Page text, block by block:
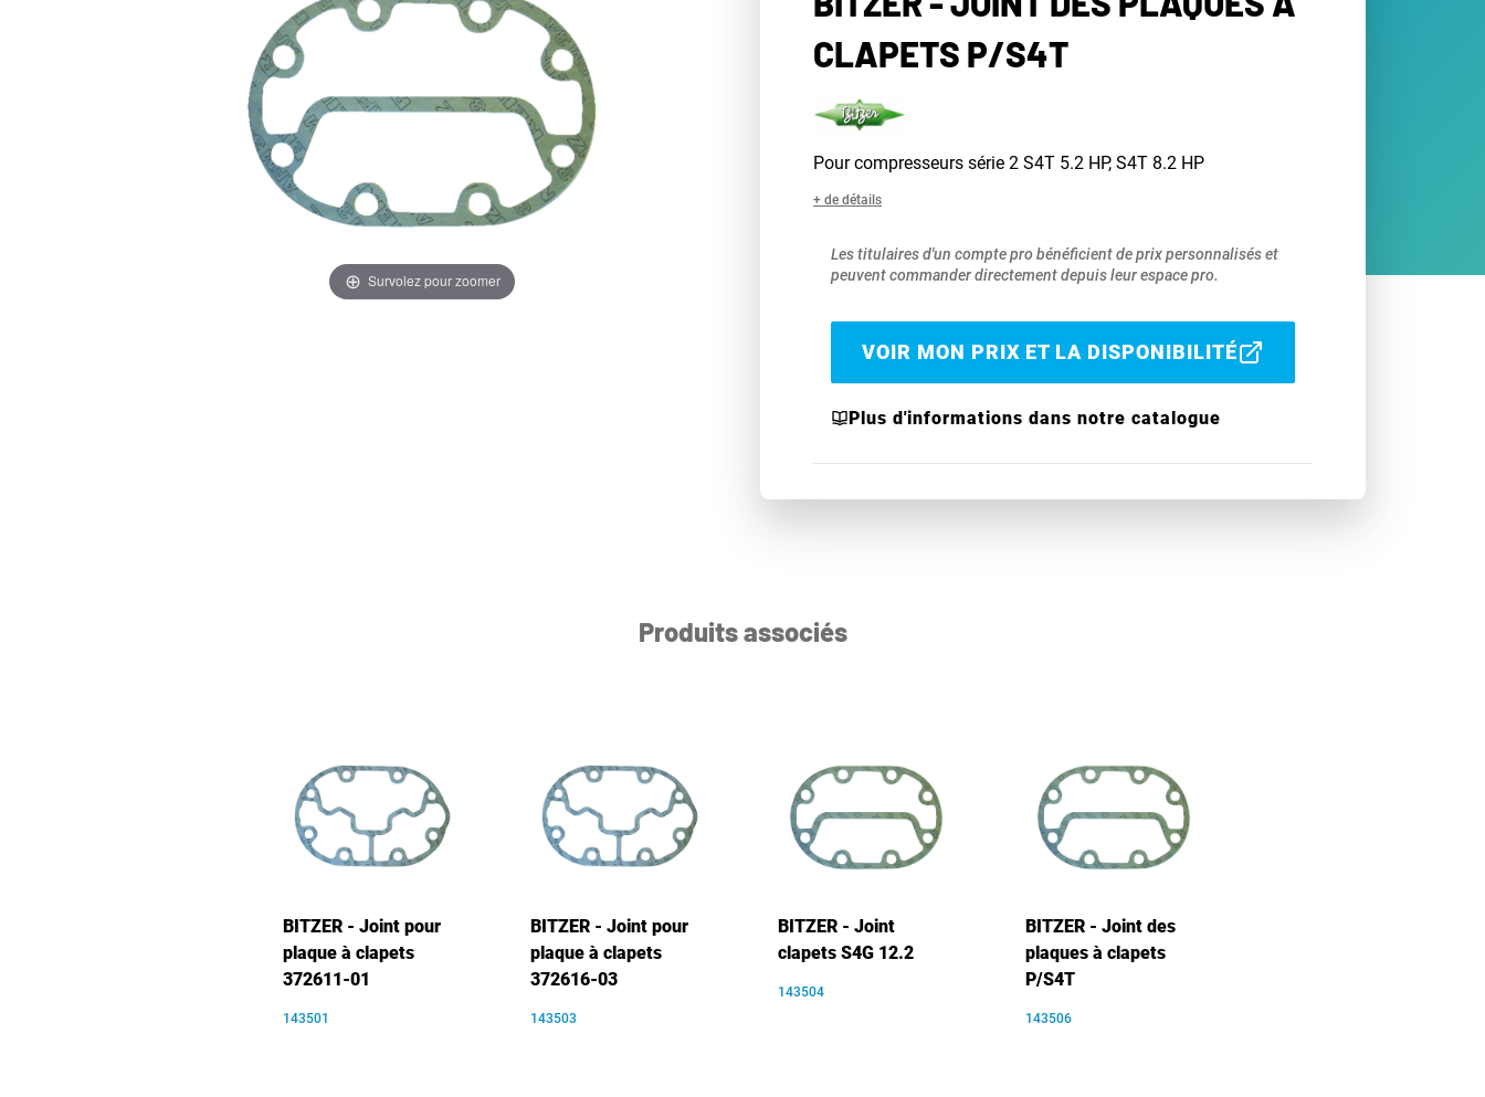
Survolez pour zoomer
CLAPETS P/S4T
Pour compresseurs série 2 S4T 5.2 HP, S4T 8.2 HP
+ de détails
Les titulaires d'un compte pro bénéficient de prix personnalisés et
peuvent commander directement depuis leur espace pro.
VOIR MON PRIX ET LA DISPONIBILITÉ
Plus d'informations dans notre catalogue
Produits associés
BITZER - Joint pour
plaque à clapets
372611-01
143501
BITZER - Joint pour
plaque à clapets
372616-03
143503
BITZER - Joint
clapets S4G 12.2
143504
BITZER - Joint des
plaques à clapets
P/S4T
143506